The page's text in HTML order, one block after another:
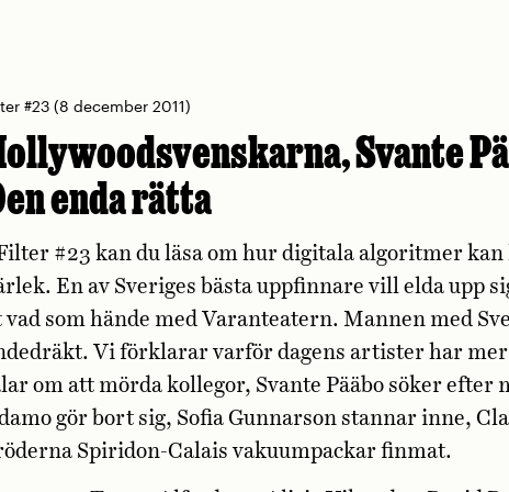
#23(8 december 2011)
Svante
enda rätta
#23 kan du läsa om hur digitala algoritmer
En av Sveriges bästa uppfinnare vill elda upp
vad som hände med Varanteatern. Mannen med
Vi förklarar varför dagens artister har mer
om att mörda kollegor, Svante Pääbo söker
gör bort sig, Sofia Gunnarson stannar inne,
Spiridon-Calais vakuumpackar finmat.